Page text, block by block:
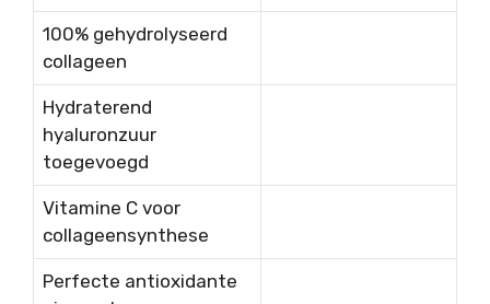
100% gehydrolyseerd
collageen
Hydraterend
hyaluronzuur
toegevoegd
Vitamine C voor
collageensynthese
Perfecte antioxidante